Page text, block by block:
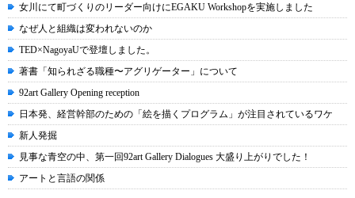
女川にて町づくりのリーダー向けにEGAKU Workshopを実施しました
なぜ人と組織は変われないのか
TED×NagoyaUで登壇しました。
著書「知られざる職種〜アグリゲーター」について
92art Gallery Opening reception
日本発、経営幹部のための「絵を描くプログラム」が注目されているワケ
新人発掘
見事な青空の中、第一回92art Gallery Dialogues 大盛り上がりでした！
アートと言語の関係